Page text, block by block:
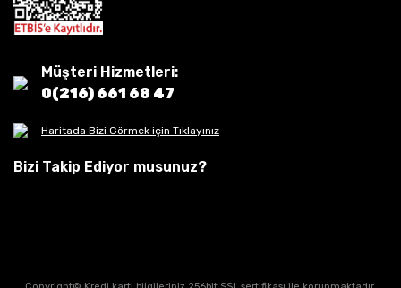
Müşteri Hizmetleri:
0(216) 661 68 47
Haritada Bizi Görmek için Tıklayınız
Bizi Takip Ediyor musunuz?